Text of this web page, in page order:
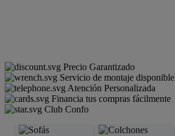
Precio Garantizado
Servicio de montaje disponible
Atención Personalizada
Financia tus compras fácilmente
Club Confo